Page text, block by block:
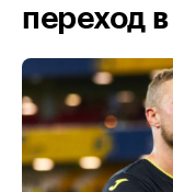
переход